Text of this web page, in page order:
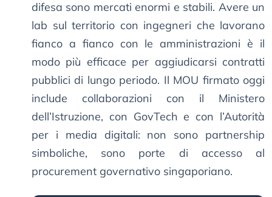
difesa sono mercati enormi e stabili. Avere un
lab sul territorio con ingegneri che lavorano
fianco a fianco con le amministrazioni è il
modo più efficace per aggiudicarsi contratti
pubblici di lungo periodo. Il MOU firmato oggi
include collaborazioni con il Ministero
dell’Istruzione, con GovTech e con l’Autorità
per i media digitali: non sono partnership
simboliche, sono porte di accesso al
procurement governativo singaporiano.